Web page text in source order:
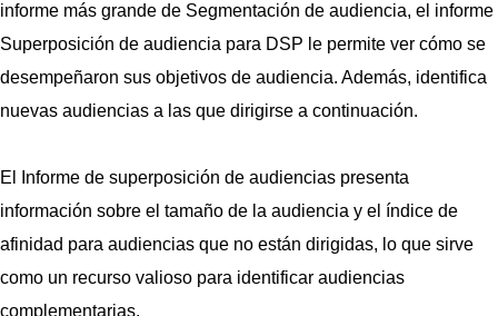
informe más grande de Segmentación de audiencia, el informe
Superposición de audiencia para DSP le permite ver cómo se
desempeñaron sus objetivos de audiencia. Además, identifica
nuevas audiencias a las que dirigirse a continuación.
El Informe de superposición de audiencias presenta
información sobre el tamaño de la audiencia y el índice de
afinidad para audiencias que no están dirigidas, lo que sirve
como un recurso valioso para identificar audiencias
complementarias.